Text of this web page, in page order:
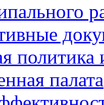
политика
палата